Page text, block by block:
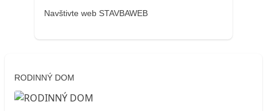
Navštivte web STAVBAWEB
RODINNÝ DOM